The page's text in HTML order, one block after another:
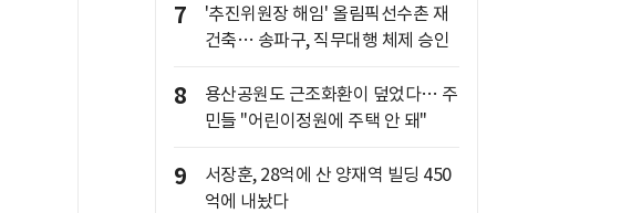
7
'추진위원장 해임' 올림픽선수촌 재
건축… 송파구, 직무대행 체제 승인
8
용산공원도 근조화환이 덮었다… 주
민들 "어린이정원에 주택 안 돼"
9
서장훈, 28억에 산 양재역 빌딩 450
억에 내놨다